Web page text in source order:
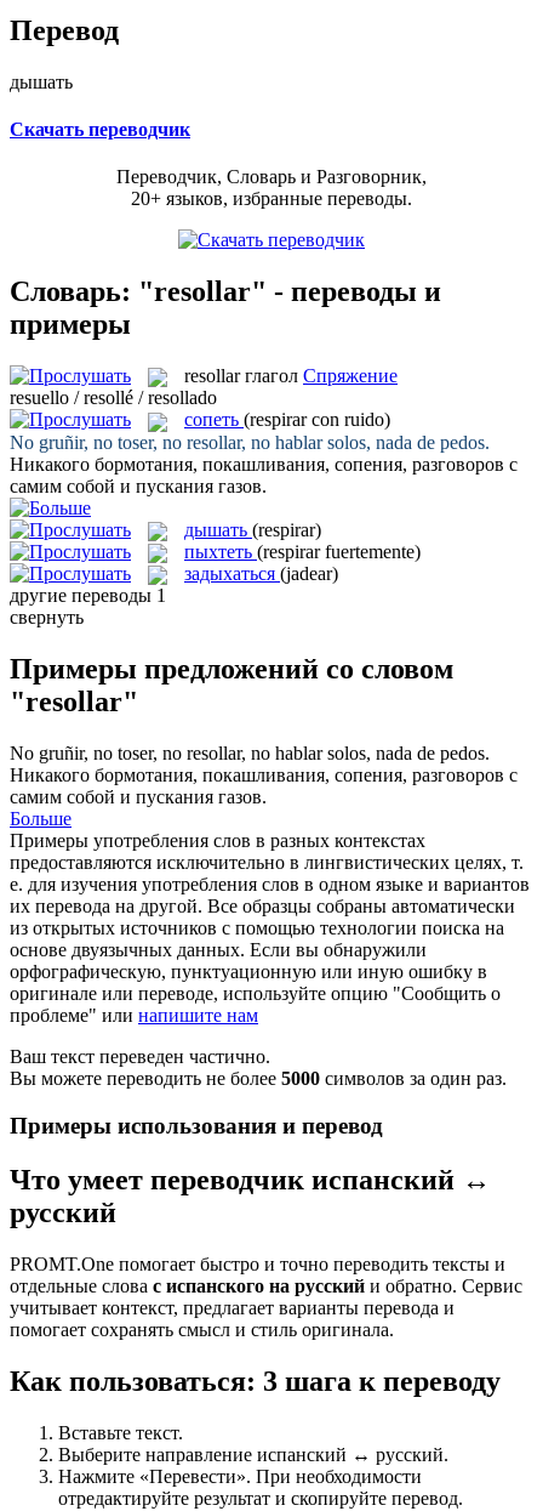
Перевод
дышать
Скачать переводчик
Переводчик, Словарь и Разговорник,
20+ языков, избранные переводы.
Словарь: "resollar" - переводы и
примеры
resollar глагол Спряжение
resuello / resollé / resollado
сопеть (respirar con ruido)
No gruñir, no toser, no resollar, no hablar solos, nada de pedos.
Никакого бормотания, покашливания, сопения, разговоров с
самим собой и пускания газов.
дышать (respirar)
пыхтеть (respirar fuertemente)
задыхаться (jadear)
другие переводы 1
свернуть
Примеры предложений со словом
"resollar"
No gruñir, no toser, no resollar, no hablar solos, nada de pedos.
Никакого бормотания, покашливания, сопения, разговоров с
самим собой и пускания газов.
Больше
Примеры употребления слов в разных контекстах
предоставляются исключительно в лингвистических целях, т.
е. для изучения употребления слов в одном языке и вариантов
их перевода на другой. Все образцы собраны автоматически
из открытых источников с помощью технологии поиска на
основе двуязычных данных. Если вы обнаружили
орфографическую, пунктуационную или иную ошибку в
оригинале или переводе, используйте опцию "Сообщить о
проблеме" или напишите нам
Ваш текст переведен частично.
Вы можете переводить не более 5000 символов за один раз.
Примеры использования и перевод
Что умеет переводчик испанский ↔
русский
PROMT.One помогает быстро и точно переводить тексты и
отдельные слова с испанского на русский и обратно. Сервис
учитывает контекст, предлагает варианты перевода и
помогает сохранять смысл и стиль оригинала.
Как пользоваться: 3 шага к переводу
Вставьте текст.
Выберите направление испанский ↔ русский.
Нажмите «Перевести». При необходимости
отредактируйте результат и скопируйте перевод.